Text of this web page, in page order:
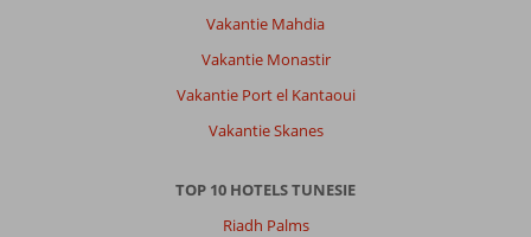
Vakantie Mahdia
Vakantie Monastir
Vakantie Port el Kantaoui
Vakantie Skanes
TOP 10 HOTELS TUNESIE
Riadh Palms